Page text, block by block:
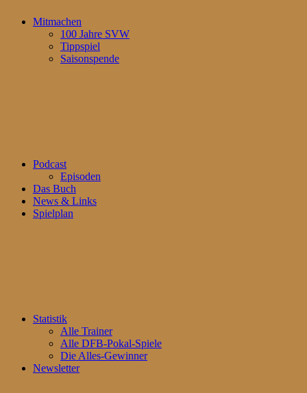
Mitmachen
100 Jahre SVW
Tippspiel
Saisonspende
Podcast
Episoden
Das Buch
News & Links
Spielplan
Statistik
Alle Trainer
Alle DFB-Pokal-Spiele
Die Alles-Gewinner
Newsletter